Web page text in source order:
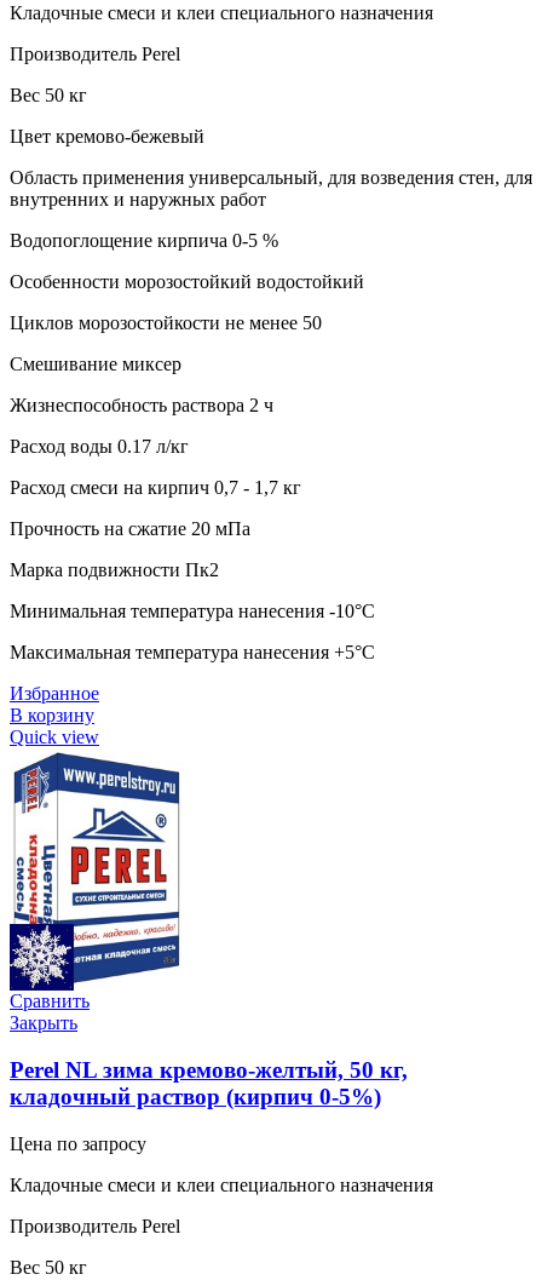
Кладочные смеси и клеи специального назначения
Производитель Perel
Вес 50 кг
Цвет кремово-бежевый
Область применения универсальный, для возведения стен, для
внутренних и наружных работ
Водопоглощение кирпича 0-5 %
Особенности морозостойкий водостойкий
Циклов морозостойкости не менее 50
Смешивание миксер
Жизнеспособность раствора 2 ч
Расход воды 0.17 л/кг
Расход смеси на кирпич 0,7 - 1,7 кг
Прочность на сжатие 20 мПа
Марка подвижности Пк2
Минимальная температура нанесения -10°C
Максимальная температура нанесения +5°C
Избранное
В корзину
Quick view
Сравнить
Закрыть
Perel NL зима кремово-желтый, 50 кг,
кладочный раствор (кирпич 0-5%)
Цена по запросу
Кладочные смеси и клеи специального назначения
Производитель Perel
Вес 50 кг